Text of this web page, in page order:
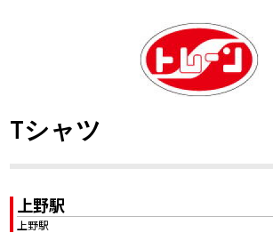
Tシャツ
上野駅
上野駅